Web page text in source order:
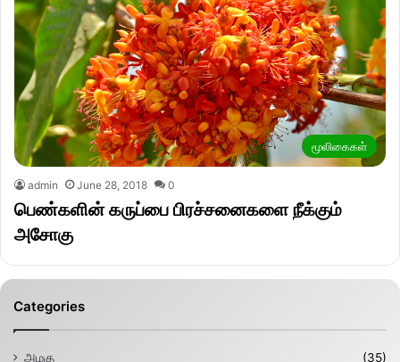
மூலிகைகள்
admin June 28, 2018 0
பெண்களின் கருப்பை பிரச்சனைகளை நீக்கும்
அசோகு
Categories
அழகு
(35)